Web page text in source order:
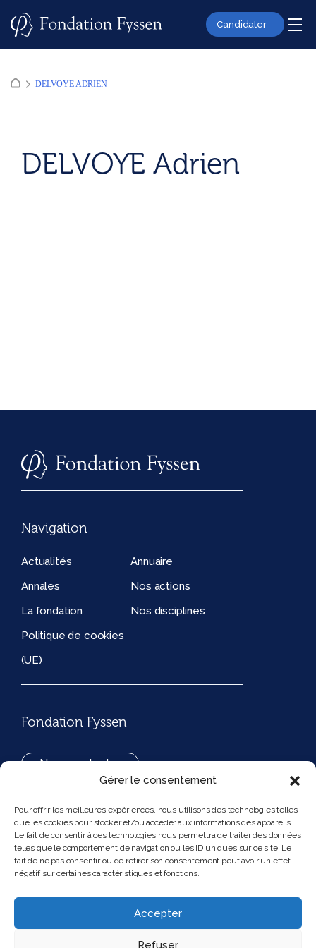
Gérer le consentement
Pour offrir les meilleures expériences, nous utilisons des technologies telles
que les cookies pour stocker et/ou accéder aux informations des appareils.
Le fait de consentir à ces technologies nous permettra de traiter des données
telles que le comportement de navigation ou les ID uniques sur ce site. Le
fait de ne pas consentir ou de retirer son consentement peut avoir un effet
négatif sur certaines caractéristiques et fonctions.
Accepter
Refuser
Candidater
DELVOYE ADRIEN
DELVOYE Adrien
Navigation
Actualités
Annuaire
Annales
Nos actions
La fondation
Nos disciplines
Politique de cookies
(UE)
Fondation Fyssen
Nous contacter
194, rue de Rivoli 75001 Paris France
Nous suivre